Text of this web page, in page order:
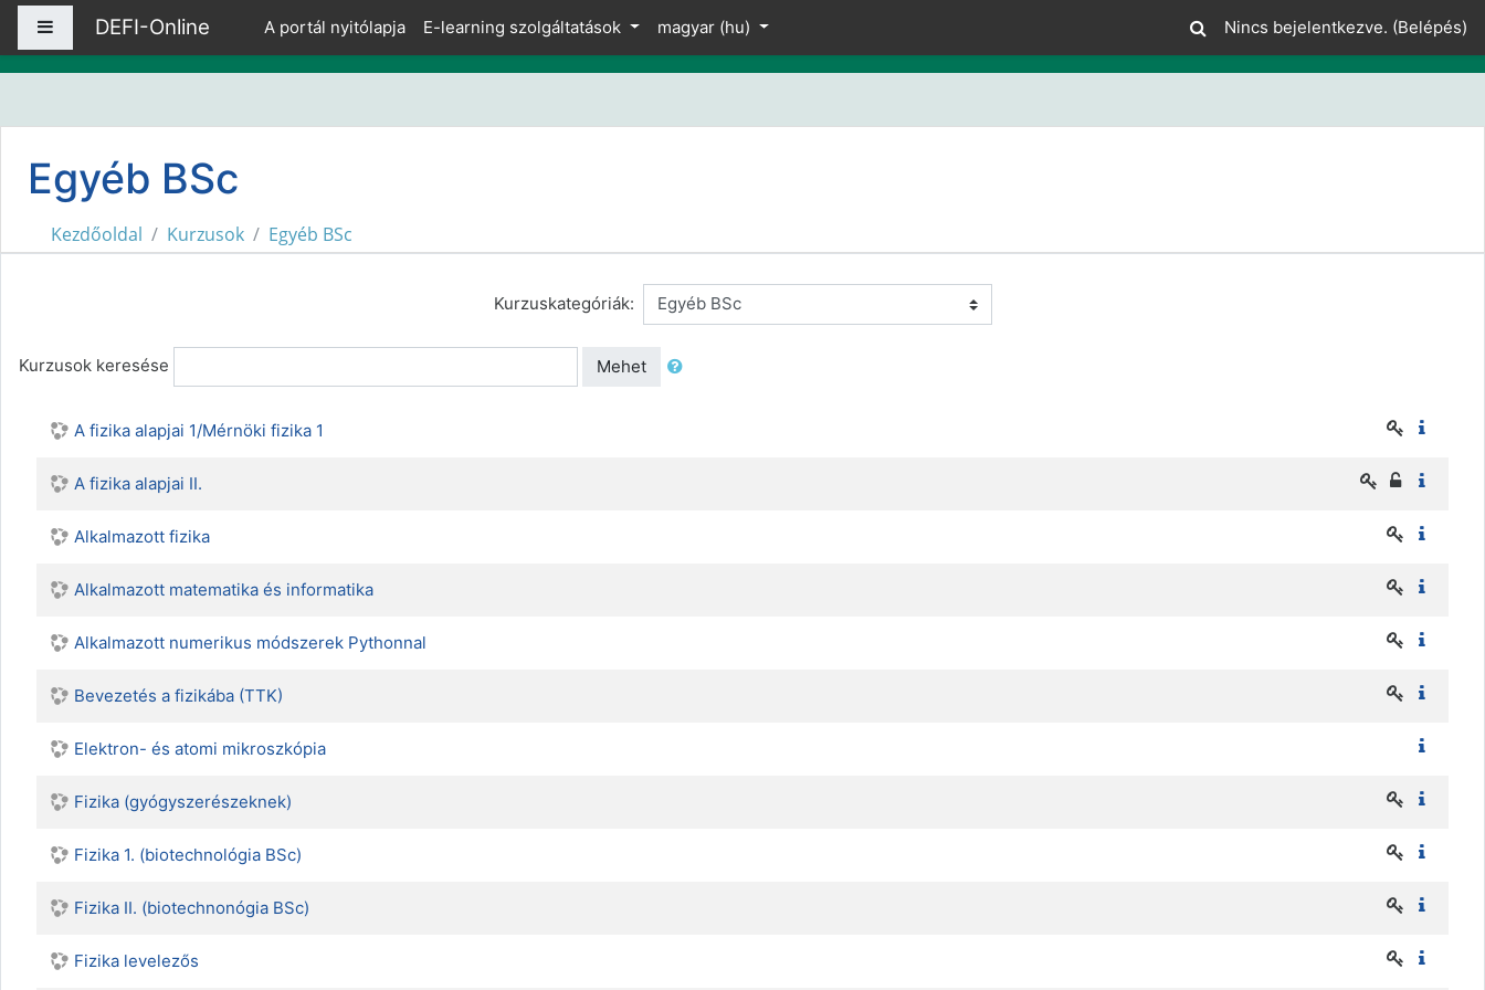
Tovább a fő tartalomhoz
Oldalpanel
DEFI-Online A portál nyitólapja E-learning szolgáltatások magyar ‎(hu)‎ Nincs bejelentkezve. (Belépés)
Egyéb BSc
Kezdőoldal Kurzusok Egyéb BSc
Kurzuskategóriák:
Kurzusok keresése Mehet
A fizika alapjai 1/Mérnöki fizika 1
A fizika alapjai II.
Alkalmazott fizika
Alkalmazott matematika és informatika
Alkalmazott numerikus módszerek Pythonnal
Bevezetés a fizikába (TTK)
Elektron- és atomi mikroszkópia
Fizika (gyógyszerészeknek)
Fizika 1. (biotechnológia BSc)
Fizika II. (biotechnonógia BSc)
Fizika levelezős